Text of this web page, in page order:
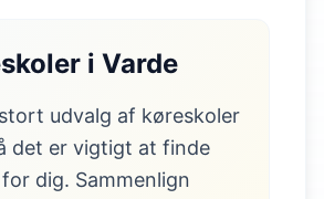
i Varde
udvalg af køreskoler
det er vigtigt at finde
dig. Sammenlign